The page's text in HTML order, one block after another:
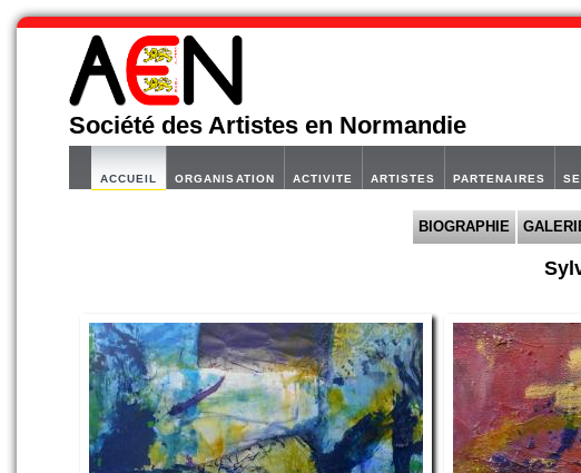
Société des Artistes en Normandie
ACCUEIL ORGANISATION ACTIVITE ARTISTES PARTENAIRES
BIOGRAPHIE